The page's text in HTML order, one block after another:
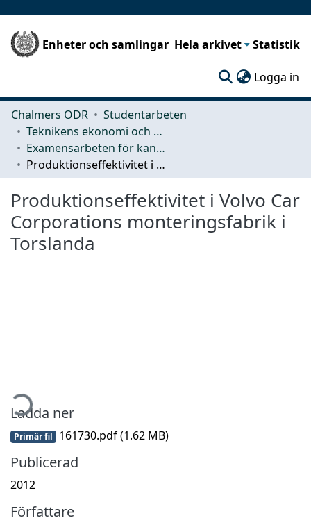
Enheter och samlingar Hela arkivet Statistik
Logga in
Chalmers ODR
Studentarbeten
Teknikens ekonomi och organisation
Examensarbeten för kandidatexamen
Produktionseffektivitet i Volvo Car Corporations monteringsfabrik i Torslanda
Produktionseffektivitet i Volvo Car
Corporations monteringsfabrik i
Torslanda
Ladda ner
Primär fil 161730.pdf(1.62 MB)
Publicerad
2012
Författare